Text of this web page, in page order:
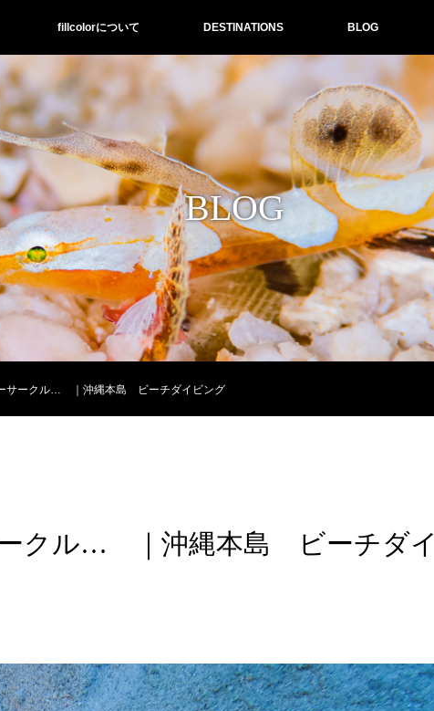
fillcolorについて DESTINATIONS BLOG
BLOG
サークル… ｜沖縄本島 ビーチダイビング
ークル… ｜沖縄本島 ビーチダイ